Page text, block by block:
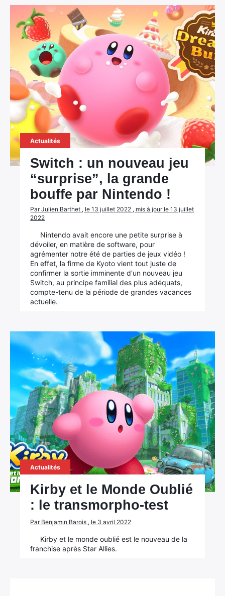
Actualités
Switch : un nouveau jeu
“surprise”, la grande
bouffe par Nintendo !
Par Julien Barthet , le 13 juillet 2022 , mis à jour le 13 juillet
2022
Nintendo avait encore une petite surprise à
dévoiler, en matière de software, pour
agrémenter notre été de parties de jeux vidéo !
En effet, la firme de Kyoto vient tout juste de
confirmer la sortie imminente d'un nouveau jeu
Switch, au principe familial des plus adéquats,
compte-tenu de la période de grandes vacances
actuelle.
Actualités
Kirby et le Monde Oublié
: le transmorpho-test
Par Benjamin Barois , le 3 avril 2022
Kirby et le monde oublié est le nouveau de la
franchise après Star Allies.